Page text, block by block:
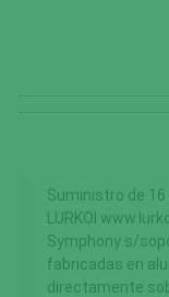
Suministro de 16
LURKOI
Symphony s/
fabricadas en
directamente